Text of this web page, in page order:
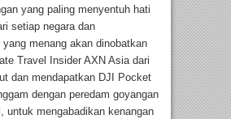
yang paling menyentuh hati
setiap negara dan
yang menang akan dinobatkan
Travel Insider AXN Asia dari
dan mendapatkan DJI Pocket
dengan peredam goyangan
untuk mengabadikan kenangan